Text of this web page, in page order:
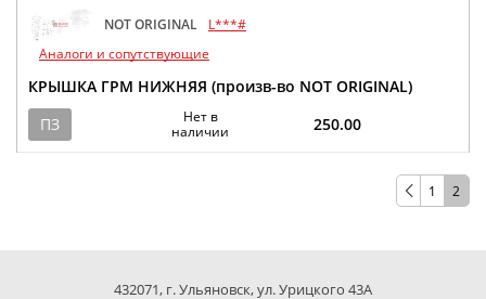
NOT ORIGINAL
L***#
Аналоги и сопутствующие
КРЫШКА ГРМ НИЖНЯЯ (произв-во NOT ORIGINAL)
ПЗ
Нет в
наличии
250.00
1 2
432071, г. Ульяновск, ул. Урицкого 43А